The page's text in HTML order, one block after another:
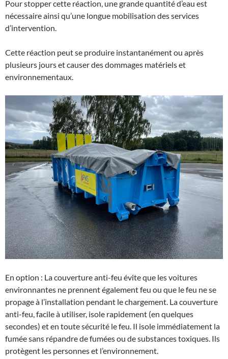
Pour stopper cette réaction, une grande quantité d’eau est
nécessaire ainsi qu’une longue mobilisation des services
d’intervention.
Cette réaction peut se produire instantanément ou après
plusieurs jours et causer des dommages matériels et
environnementaux.
En option : La couverture anti-feu évite que les voitures
environnantes ne prennent également feu ou que le feu ne se
propage à l’installation pendant le chargement. La couverture
anti-feu, facile à utiliser, isole rapidement (en quelques
secondes) et en toute sécurité le feu. Il isole immédiatement la
fumée sans répandre de fumées ou de substances toxiques. Ils
protègent les personnes et l’environnement.